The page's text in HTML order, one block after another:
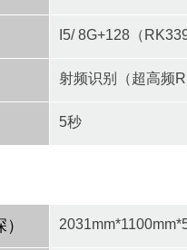
I5/ 8G+128（
射频识别（超高频
5秒